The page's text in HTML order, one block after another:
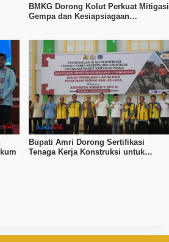
BMKG Dorong Kolut Perkuat Mitigasi
Gempa dan Kesiapsiagaan
Bupati Amri Dorong Sertifikasi
Tenaga Kerja Konstruksi untuk